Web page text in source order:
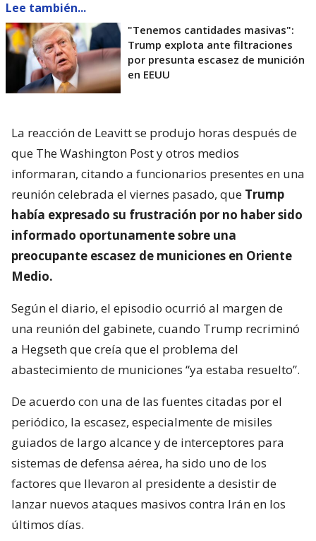
Lee también...
"Tenemos cantidades masivas":
Trump explota ante filtraciones
por presunta escasez de munición
en EEUU
La reacción de Leavitt se produjo horas después de
que The Washington Post y otros medios
informaran, citando a funcionarios presentes en una
reunión celebrada el viernes pasado, que Trump
había expresado su frustración por no haber sido
informado oportunamente sobre una
preocupante escasez de municiones en Oriente
Medio.
Según el diario, el episodio ocurrió al margen de
una reunión del gabinete, cuando Trump recriminó
a Hegseth que creía que el problema del
abastecimiento de municiones “ya estaba resuelto”.
De acuerdo con una de las fuentes citadas por el
periódico, la escasez, especialmente de misiles
guiados de largo alcance y de interceptores para
sistemas de defensa aérea, ha sido uno de los
factores que llevaron al presidente a desistir de
lanzar nuevos ataques masivos contra Irán en los
últimos días.